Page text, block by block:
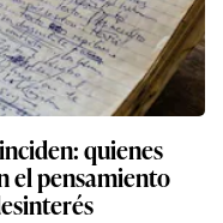
quienes
el pensamiento